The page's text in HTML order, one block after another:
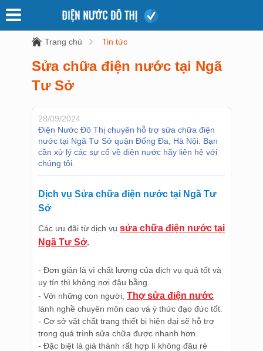
Trang chủ Tin tức
Sửa chữa điện nước tại Ngã
Tư Sở
28/09/2024
Điện Nước Đô Thị chuyên hỗ trợ sửa chữa điện
nước tại Ngã Tư Sở quận Đống Đa, Hà Nội. Bạn
cần xử lý các sự cố về điện nước hãy liên hệ với
chúng tôi.
Dịch vụ Sửa chữa điện nước tại Ngã Tư
Sở
Các ưu đãi từ dịch vụ sửa chữa điện nước tại
Ngã Tư Sở.
- Đơn giản là vì chất lượng của dịch vụ quá tốt và
uy tín thì không nơi đâu bằng.
- Với những con người, Thợ sửa điện nước
lành nghề chuyên môn cao và ý thức đạo đức tốt.
- Cơ sở vật chất trang thiết bị hiện đại sẽ hỗ trợ
trong quá trình sửa chữa được nhanh hơn.
- Đặc biệt là giá thành rất hợp lí không đâu rẻ